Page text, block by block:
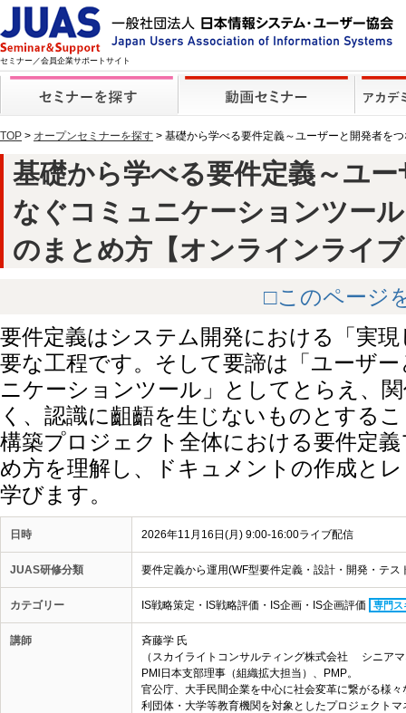
セミナー／会員企業サポートサイト
TOP > オープンセミナーを探す > 基礎から学べる要件定義～ユーザーと開発者を
基礎から学べる要件定義～ユ
なぐコミュニケーションツー
のまとめ方【オンラインライ
□このページ
要件定義はシステム開発における「実
要な工程です。そして要諦は「ユーザ
ニケーションツール」としてとらえ、
く、認識に齟齬を生じないものとする
構築プロジェクト全体における要件定
め方を理解し、ドキュメントの作成と
学びます。
日時 2026年11月16日(月) 9:00-16:00ライブ配信
JUAS研修分類 要件定義から運用(WF型要件定義・設計・開発・テ
カテゴリー IS戦略策定・IS戦略評価・IS企画・IS企画評価 専門ス
講師
斉藤学 氏
（スカイライトコンサルティング株式会社 シニア
PMI日本支部理事（組織拡大担当）、PMP。
官公庁、大手民間企業を中心に社会変革に繋がる様
利団体・大学等教育機関を対象としたプロジェクト